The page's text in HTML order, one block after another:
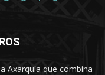
Axarquía que combina